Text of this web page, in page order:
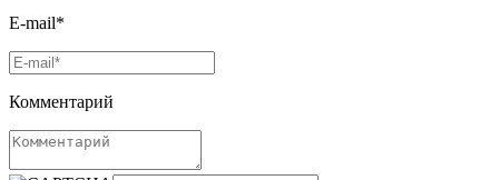
E-mail*
Комментарий